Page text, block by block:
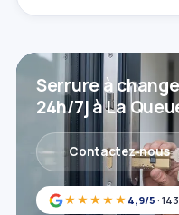
★★★★★ 4,9/5 ·
Serrure à
24h/7j à La
Contactez‑nous